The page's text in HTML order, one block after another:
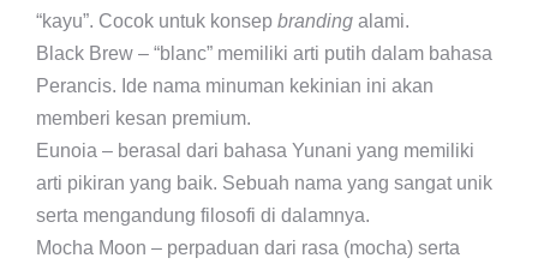
“kayu”. Cocok untuk konsep branding alami.
Black Brew – “blanc” memiliki arti putih dalam bahasa
Perancis. Ide nama minuman kekinian ini akan
memberi kesan premium.
Eunoia – berasal dari bahasa Yunani yang memiliki
arti pikiran yang baik. Sebuah nama yang sangat unik
serta mengandung filosofi di dalamnya.
Mocha Moon – perpaduan dari rasa (mocha) serta